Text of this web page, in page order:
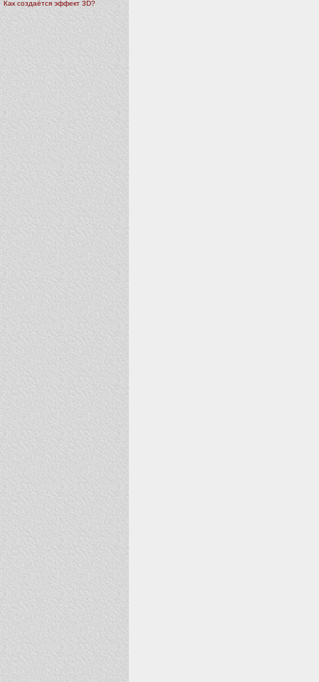
Как создаётся эффект 3D?